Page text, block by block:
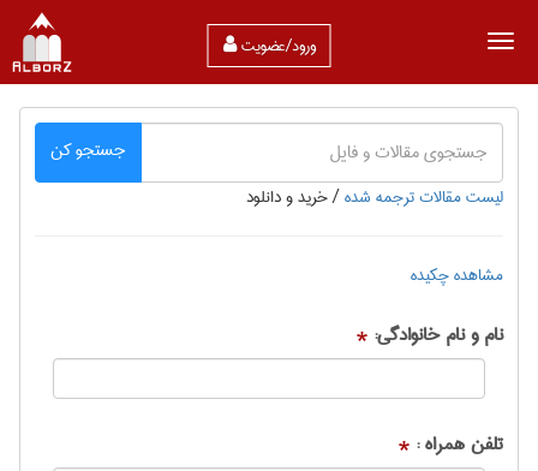
ورود/عضویت
جستجو کن
لیست مقالات ترجمه شده/خرید و دانلود
مشاهده چکیده
نام و نام خانوادگی: *
تلفن همراه : *